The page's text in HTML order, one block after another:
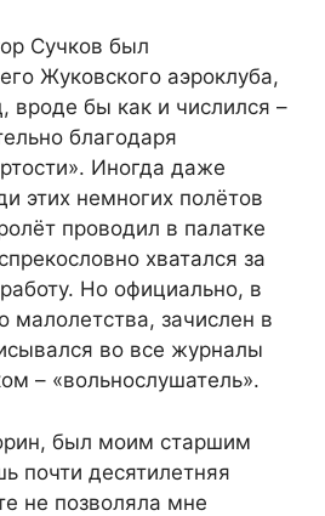
Сучков был
Жуковского аэроклуба,
вроде бы как и числился –
благодаря
Иногда даже
этих немногих полётов
проводил в палатке
хватался за
Но официально, в
малолетства, зачислен в
во все журналы
– «вольнослушатель».
был моим старшим
почти десятилетняя
не позволяла мне